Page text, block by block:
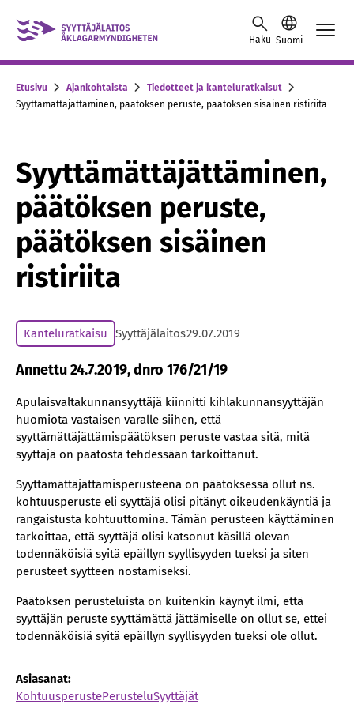
Skip to content -saavutettavuusohje
Haku Suomi
Etusivu Ajankohtaista
Tiedotteet ja kanteluratkaisut
Syyttämättäjättäminen, päätöksen peruste, päätöksen sisäinen ristiriita
Syyttämättäjättäminen,
päätöksen peruste,
päätöksen sisäinen
ristiriita
Kanteluratkaisu Syyttäjälaitos29.07.2019
Annettu 24.7.2019, dnro 176/21/19
Apulaisvaltakunnansyyttäjä kiinnitti kihlakunnansyyttäjän
huomiota vastaisen varalle siihen, että
syyttämättäjättämispäätöksen peruste vastaa sitä, mitä
syyttäjä on päätöstä tehdessään tarkoittanut.
Syyttämättäjättämisperusteena on päätöksessä ollut ns.
kohtuusperuste eli syyttäjä olisi pitänyt oikeudenkäyntiä ja
rangaistusta kohtuuttomina. Tämän perusteen käyttäminen
tarkoittaa, että syyttäjä olisi katsonut käsillä olevan
todennäköisiä syitä epäillyn syyllisyyden tueksi ja siten
perusteet syytteen nostamiseksi.
Päätöksen perusteluista on kuitenkin käynyt ilmi, että
syyttäjän peruste syyttämättä jättämiselle on ollut se, ettei
todennäköisiä syitä epäillyn syyllisyyden tueksi ole ollut.
Asiasanat:
KohtuusperustePerusteluSyyttäjät